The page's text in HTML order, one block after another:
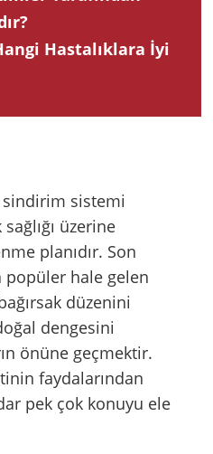
Hastalıklara İyi
sistemi
üzerine
planıdır. Son
popüler hale gelen
düzenini
dengesini
önüne geçmektir.
faydalarından
pek çok konuyu ele